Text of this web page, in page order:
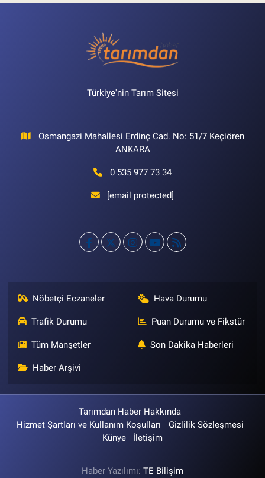
Türkiye'nin Tarım Sitesi
Osmangazi Mahallesi Erdinç Cad. No: 51/7 Keçiören
ANKARA
0 535 977 73 34
[email protected]
Nöbetçi Eczaneler Hava Durumu
Trafik Durumu Puan Durumu ve Fikstür
Tüm Manşetler Son Dakika Haberleri
Haber Arşivi
Tarımdan Haber Hakkında
Hizmet Şartları ve Kullanım Koşulları
Gizlilik Sözleşmesi
Künye
İletişim
Haber Yazılımı: TE Bilişim